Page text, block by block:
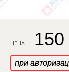
ЦЕНА 150
при